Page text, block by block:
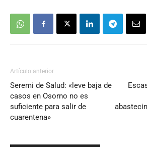
Artículo anterior
Seremi de Salud: «leve baja de
casos en Osorno no es
suficiente para salir de
cuarentena»